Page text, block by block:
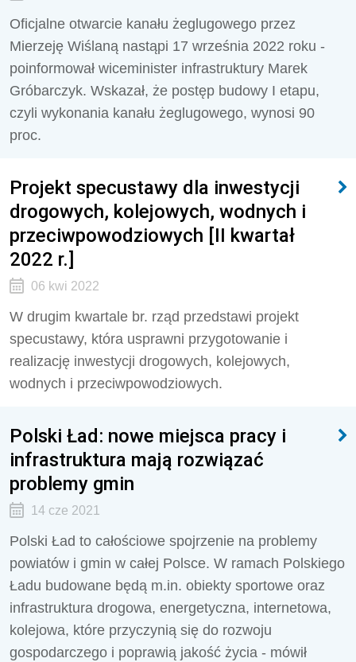
Oficjalne otwarcie kanału żeglugowego przez
Mierzeję Wiślaną nastąpi 17 września 2022 roku -
poinformował wiceminister infrastruktury Marek
Gróbarczyk. Wskazał, że postęp budowy I etapu,
czyli wykonania kanału żeglugowego, wynosi 90
proc.
Projekt specustawy dla inwestycji
drogowych, kolejowych, wodnych i
przeciwpowodziowych [II kwartał
2022 r.]
06 kwi 2022
W drugim kwartale br. rząd przedstawi projekt
specustawy, która usprawni przygotowanie i
realizację inwestycji drogowych, kolejowych,
wodnych i przeciwpowodziowych.
Polski Ład: nowe miejsca pracy i
infrastruktura mają rozwiązać
problemy gmin
14 cze 2021
Polski Ład to całościowe spojrzenie na problemy
powiatów i gmin w całej Polsce. W ramach Polskiego
Ładu budowane będą m.in. obiekty sportowe oraz
infrastruktura drogowa, energetyczna, internetowa,
kolejowa, które przyczynią się do rozwoju
gospodarczego i poprawią jakość życia - mówił